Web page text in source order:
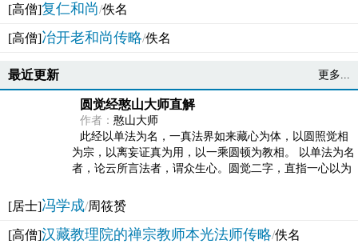
[高僧]复仁和尚/佚名
[高僧]冶开老和尚传略/佚名
最近更新 更多...
圆觉经憨山大师直解
作者： 憨山大师
此经以单法为名，一真法界如来藏心为体，以圆照觉相
为宗，以离妄证真为用，以一乘圆顿为教相。 以单法为名
者，论云所言法者，谓众生心。圆觉二字，直指一心以为
[居士]冯学成/周筱赟
[高僧]汉藏教理院的禅宗教师本光法师传略/佚名